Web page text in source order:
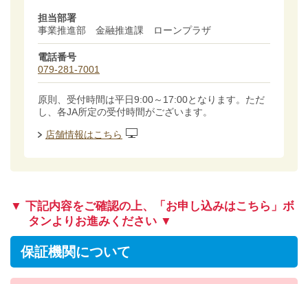
担当部署
事業推進部 金融推進課 ローンプラザ
電話番号
079-281-7001
原則、受付時間は平日9:00～17:00となります。ただ
し、各JA所定の受付時間がございます。
店舗情報はこちら
▼ 下記内容をご確認の上、「お申し込みはこちら」ボ
タンよりお進みください ▼
保証機関について